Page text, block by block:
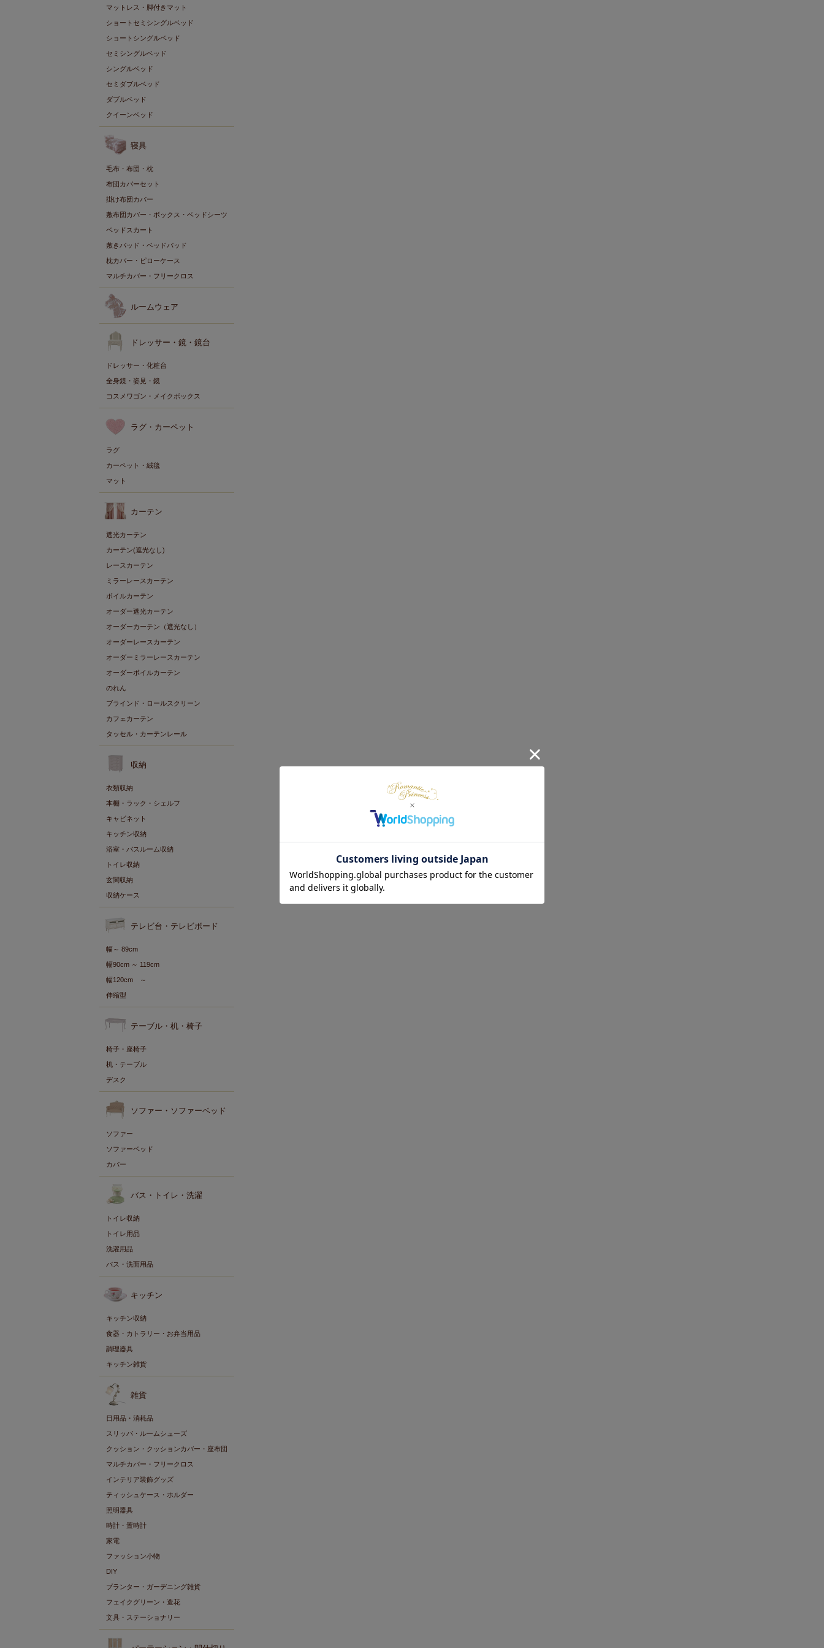
マットレス・脚付きマット
ショートセミシングルベッド
ショートシングルベッド
セミシングルベッド
シングルベッド
セミダブルベッド
ダブルベッド
クイーンベッド
寝具
毛布・布団・枕
布団カバーセット
掛け布団カバー
敷布団カバー・ボックス・ベッドシーツ
ベッドスカート
敷きパッド・ベッドパッド
枕カバー・ピローケース
マルチカバー・フリークロス
ルームウェア
ドレッサー・鏡・鏡台
ドレッサー・化粧台
全身鏡・姿見・鏡
コスメワゴン・メイクボックス
ラグ・カーペット
ラグ
カーペット・絨毯
マット
カーテン
遮光カーテン
カーテン(遮光なし)
レースカーテン
ミラーレースカーテン
ボイルカーテン
オーダー遮光カーテン
オーダーカーテン（遮光なし）
オーダーレースカーテン
オーダーミラーレースカーテン
オーダーボイルカーテン
のれん
ブラインド・ロールスクリーン
カフェカーテン
タッセル・カーテンレール
収納
衣類収納
本棚・ラック・シェルフ
キャビネット
キッチン収納
浴室・バスルーム収納
トイレ収納
玄関収納
収納ケース
テレビ台・テレビボード
幅～ 89cm
幅90cm ～ 119cm
幅120cm ～
伸縮型
テーブル・机・椅子
椅子・座椅子
机・テーブル
デスク
ソファー・ソファーベッド
ソファー
ソファーベッド
カバー
バス・トイレ・洗濯
トイレ収納
トイレ用品
洗濯用品
バス・洗面用品
キッチン
キッチン収納
食器・カトラリー・お弁当用品
調理器具
キッチン雑貨
雑貨
日用品・消耗品
スリッパ・ルームシューズ
クッション・クッションカバー・座布団
マルチカバー・フリークロス
インテリア装飾グッズ
ティッシュケース・ホルダー
照明器具
時計・置時計
家電
ファッション小物
DIY
プランター・ガーデニング雑貨
フェイクグリーン・造花
文具・ステーショナリー